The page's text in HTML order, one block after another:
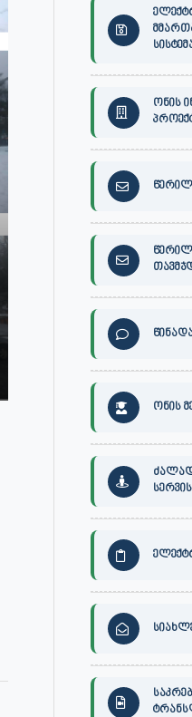
ონის
ონის